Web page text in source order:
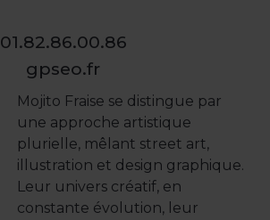
01.82.86.00.86
gpseo.fr
Mojito Fraise se distingue par
une approche artistique
plurielle, mêlant street art,
illustration et design graphique.
Leur univers créatif, en
constante évolution, leur